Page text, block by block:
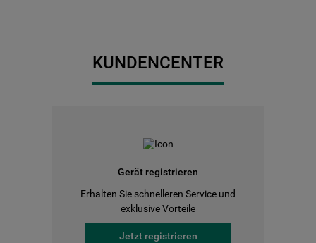
KUNDENCENTER
Gerät registrieren
Erhalten Sie schnelleren Service und
exklusive Vorteile
Jetzt registrieren